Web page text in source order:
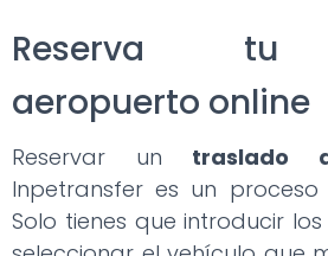
Reserva tu
aeropuerto online
Reservar un traslado
Inpetransfer es un
Solo tienes que introducir